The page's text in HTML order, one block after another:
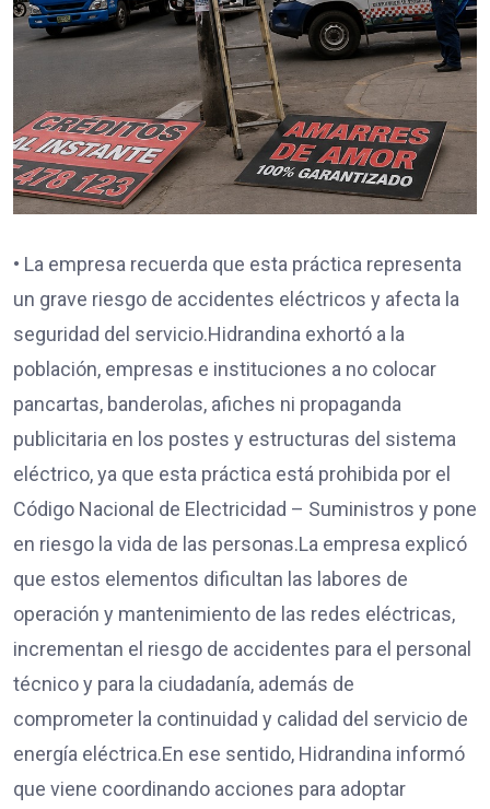
• La empresa recuerda que esta práctica representa
un grave riesgo de accidentes eléctricos y afecta la
seguridad del servicio.Hidrandina exhortó a la
población, empresas e instituciones a no colocar
pancartas, banderolas, afiches ni propaganda
publicitaria en los postes y estructuras del sistema
eléctrico, ya que esta práctica está prohibida por el
Código Nacional de Electricidad – Suministros y pone
en riesgo la vida de las personas.La empresa explicó
que estos elementos dificultan las labores de
operación y mantenimiento de las redes eléctricas,
incrementan el riesgo de accidentes para el personal
técnico y para la ciudadanía, además de
comprometer la continuidad y calidad del servicio de
energía eléctrica.En ese sentido, Hidrandina informó
que viene coordinando acciones para adoptar